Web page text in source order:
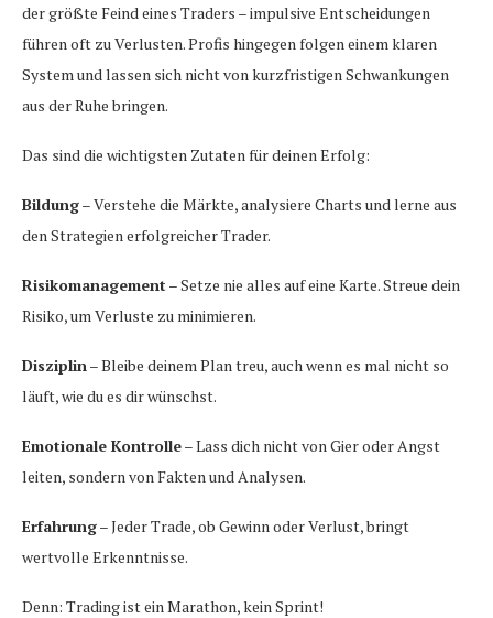
der größte Feind eines Traders – impulsive Entscheidungen
führen oft zu Verlusten. Profis hingegen folgen einem klaren
System und lassen sich nicht von kurzfristigen Schwankungen
aus der Ruhe bringen.
Das sind die wichtigsten Zutaten für deinen Erfolg:
Bildung– Verstehe die Märkte, analysiere Charts und lerne aus
den Strategien erfolgreicher Trader.
Risikomanagement – Setze nie alles auf eine Karte. Streue dein
Risiko, um Verluste zu minimieren.
Disziplin – Bleibe deinem Plan treu, auch wenn es mal nicht so
läuft, wie du es dir wünschst.
Emotionale Kontrolle– Lass dich nicht von Gier oder Angst
leiten, sondern von Fakten und Analysen.
Erfahrung– Jeder Trade, ob Gewinn oder Verlust, bringt
wertvolle Erkenntnisse.
Denn: Trading ist ein Marathon, kein Sprint!